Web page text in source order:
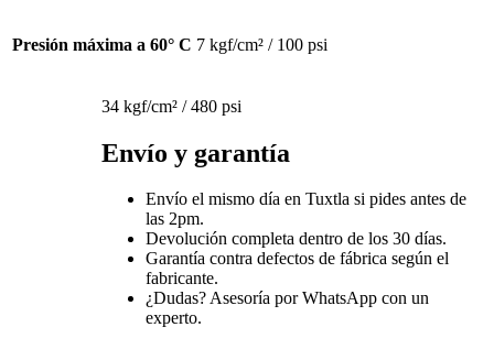
Presión máxima a 60° C 7 kgf/cm² / 100 psi
34 kgf/cm² / 480 psi
Envío y garantía
Envío el mismo día en Tuxtla si pides antes de
las 2pm.
Devolución completa dentro de los 30 días.
Garantía contra defectos de fábrica según el
fabricante.
¿Dudas? Asesoría por WhatsApp con un
experto.